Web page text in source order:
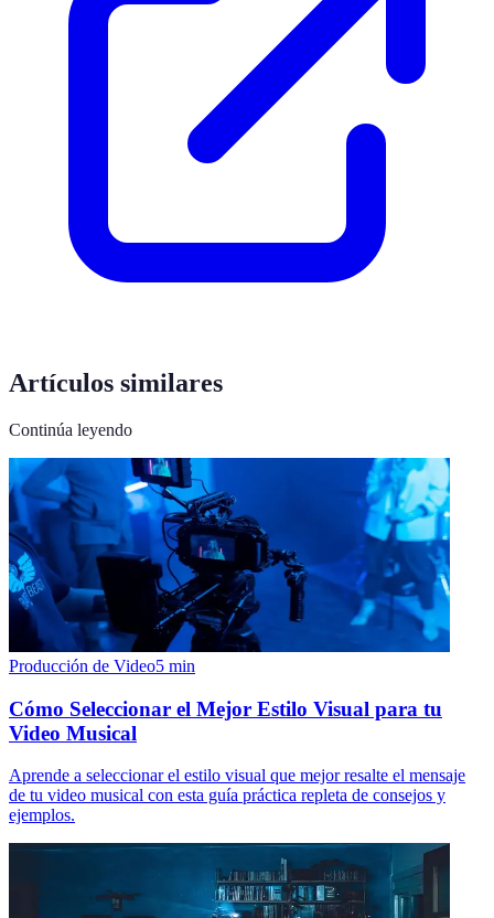
Artículos similares
Continúa leyendo
Producción de Video5 min
Cómo Seleccionar el Mejor Estilo Visual para tu
Video Musical
Aprende a seleccionar el estilo visual que mejor resalte el mensaje
de tu video musical con esta guía práctica repleta de consejos y
ejemplos.